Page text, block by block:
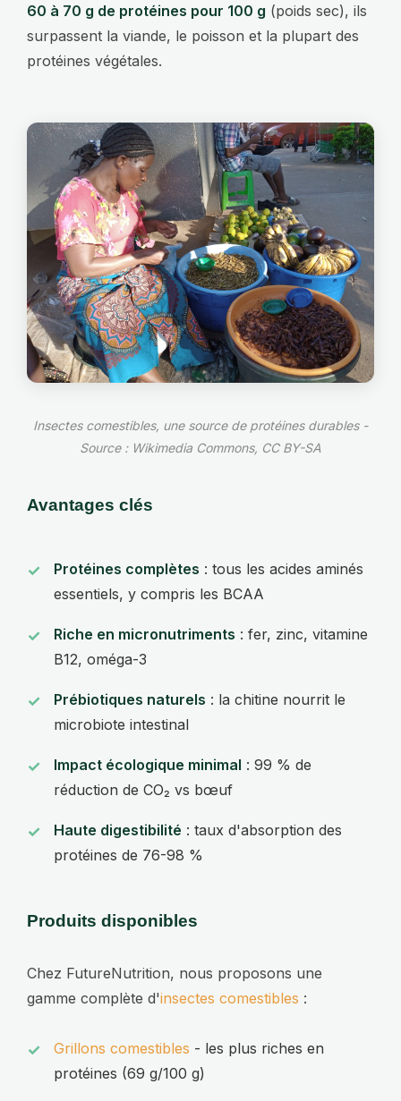
60 à 70 g de protéines pour 100 g (poids sec), ils
surpassent la viande, le poisson et la plupart des
protéines végétales.
Insectes comestibles, une source de protéines durables -
Source : Wikimedia Commons, CC BY-SA
Avantages clés
Protéines complètes : tous les acides aminés
essentiels, y compris les BCAA
Riche en micronutriments : fer, zinc, vitamine
B12, oméga-3
Prébiotiques naturels : la chitine nourrit le
microbiote intestinal
Impact écologique minimal : 99 % de
réduction de CO₂ vs bœuf
Haute digestibilité : taux d'absorption des
protéines de 76-98 %
Produits disponibles
Chez FutureNutrition, nous proposons une
gamme complète d'insectes comestibles :
Grillons comestibles - les plus riches en
protéines (69 g/100 g)